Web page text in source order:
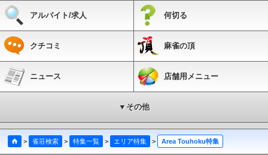
アルバイト/求人 何切る
クチコミ 麻雀の頂
ニュース 店舗用メニュー
▼その他
> 雀荘検索 > 特集一覧 > エリア特集 > Area Touhoku特集